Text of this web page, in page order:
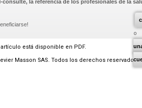
consulte, la referencia de los profesionales de la
está disponible en PDF.
Masson SAS. Todos los derechos reservados.